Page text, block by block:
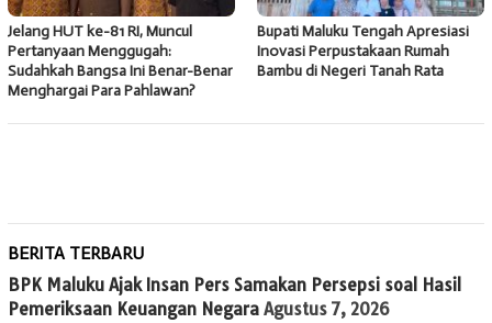
Jelang HUT ke-81 RI, Muncul
Pertanyaan Menggugah:
Sudahkah Bangsa Ini Benar-Benar
Menghargai Para Pahlawan?
Bupati Maluku Tengah Apresiasi
Inovasi Perpustakaan Rumah
Bambu di Negeri Tanah Rata
BERITA TERBARU
BPK Maluku Ajak Insan Pers Samakan Persepsi soal Hasil
Pemeriksaan Keuangan Negara Agustus 7, 2026